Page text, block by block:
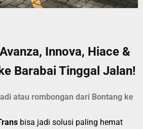
Innova, Hiace &
Barabai Tinggal Jalan!
atau rombongan dari Bontang ke
bisa jadi solusi paling hemat